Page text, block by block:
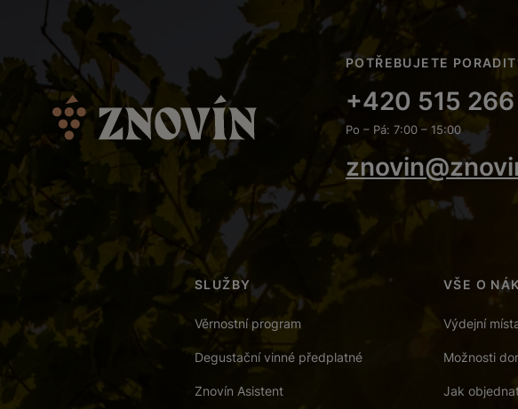
POTŘEBUJETE
+420 515
Po – Pá: 7:00 – 15:00
SLUŽBY
Věrnostní program
Degustační vinné předplatné
Znovín Asistent
VŠE O
Výdejní
Možnosti
Jak